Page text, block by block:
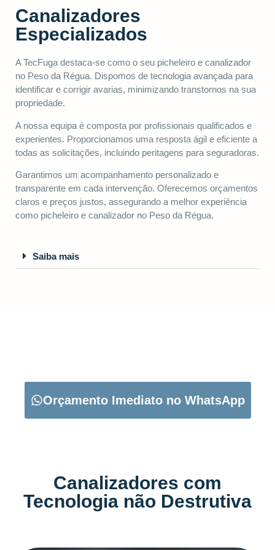
Canalizadores
Especializados
A TecFuga destaca-se como o seu picheleiro e canalizador
no Peso da Régua. Dispomos de tecnologia avançada para
identificar e corrigir avarias, minimizando transtornos na sua
propriedade.
A nossa equipa é composta por profissionais qualificados e
experientes. Proporcionamos uma resposta ágil e eficiente a
todas as solicitações, incluindo peritagens para seguradoras.
Garantimos um acompanhamento personalizado e
transparente em cada intervenção. Oferecemos orçamentos
claros e preços justos, assegurando a melhor experiência
como picheleiro e canalizador no Peso da Régua.
Saiba mais
Orçamento Imediato no WhatsApp
Canalizadores com
Tecnologia não Destrutiva